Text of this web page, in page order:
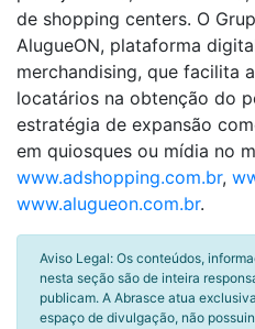
de shopping centers. O
AlugueON, plataforma
merchandising, que facilita
locatários na obtenção do
estratégia de expansão
em quiosques ou mídia no
www.adshopping.com.br,
www.alugueon.com.br.
Aviso Legal: Os conteúdos,
nesta seção são de inteira
publicam. A Abrasce atua
espaço de divulgação, não